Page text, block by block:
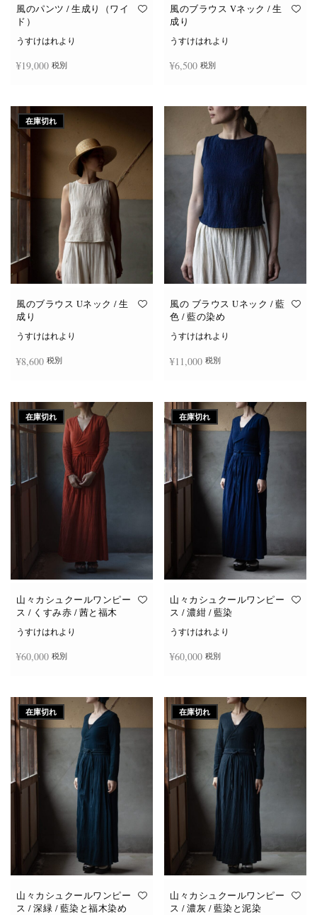
オ
ジ
選
択
で
き
ま
す
オ
ジ
か
ら
選
風のパンツ / 生成り（ワイ
ド）
うすけはれより
¥19,000 税別
風のブラウス Vネック / 生
成り
うすけはれより
¥6,500 税別
在庫切れ
風のブラウス Uネック / 生
成り
うすけはれより
¥8,600 税別
風の ブラウス Uネック / 藍
色 / 藍の染め
うすけはれより
¥11,000 税別
在庫切れ
山々カシュクールワンピー
ス / くすみ赤 / 茜と福木
うすけはれより
¥60,000 税別
在庫切れ
山々カシュクールワンピー
ス / 濃紺 / 藍染
うすけはれより
¥60,000 税別
在庫切れ
山々カシュクールワンピー
ス / 深緑 / 藍染と福木染め
在庫切れ
山々カシュクールワンピー
ス / 濃灰 / 藍染と泥染